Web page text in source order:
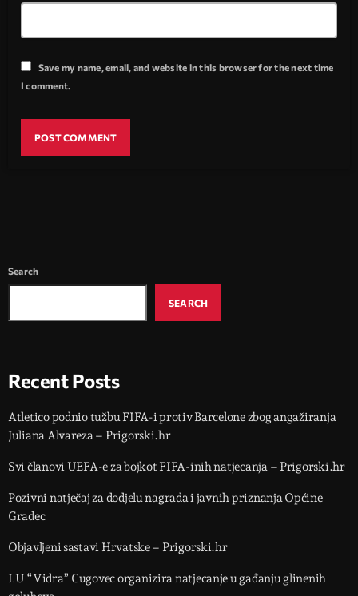
Save my name, email, and website in this browser for the next time
I comment.
Search
SEARCH
Recent Posts
Atletico podnio tužbu FIFA-i protiv Barcelone zbog angažiranja
Juliana Alvareza – Prigorski.hr
Svi članovi UEFA-e za bojkot FIFA-inih natjecanja – Prigorski.hr
Pozivni natječaj za dodjelu nagrada i javnih priznanja Općine
Gradec
Objavljeni sastavi Hrvatske – Prigorski.hr
LU “Vidra” Cugovec organizira natjecanje u gađanju glinenih